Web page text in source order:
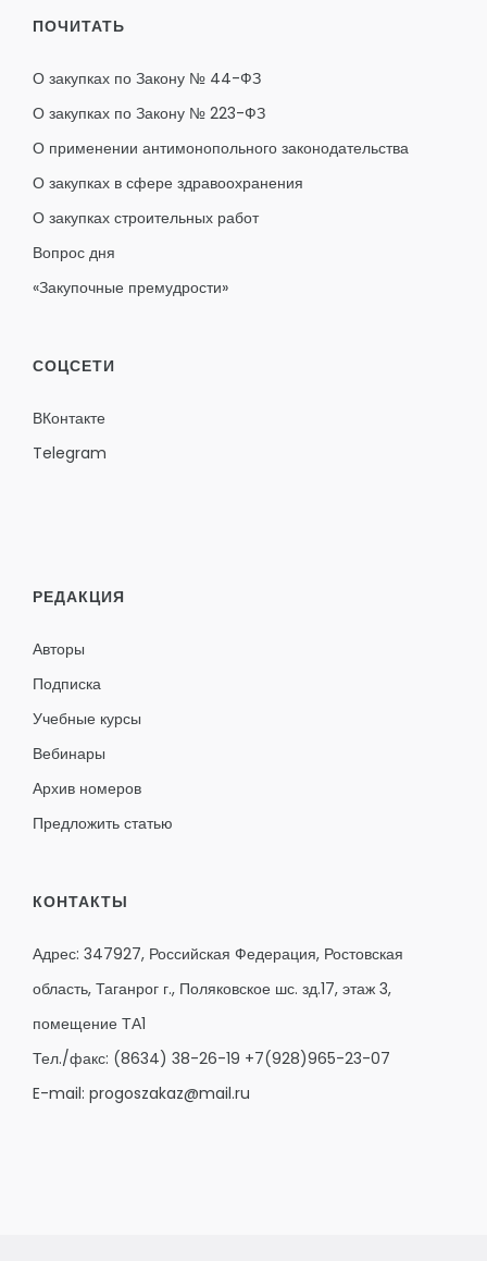
ПОЧИТАТЬ
О закупках по Закону № 44-ФЗ
О закупках по Закону № 223-ФЗ
О применении антимонопольного законодательства
О закупках в сфере здравоохранения
О закупках строительных работ
Вопрос дня
«Закупочные премудрости»
СОЦСЕТИ
ВКонтакте
Telegram
РЕДАКЦИЯ
Авторы
Подписка
Учебные курсы
Вебинары
Архив номеров
Предложить статью
КОНТАКТЫ
Адрес: 347927, Российская Федерация, Ростовская
область, Таганрог г., Поляковское шс. зд.17, этаж 3,
помещение ТА1
Тел./факс: (8634) 38-26-19 +7(928)965-23-07
E-mail: progoszakaz@mail.ru